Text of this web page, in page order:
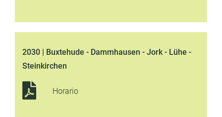
2030 | Buxtehude - Dammhausen - Jork - Lühe -
Steinkirchen
Horario